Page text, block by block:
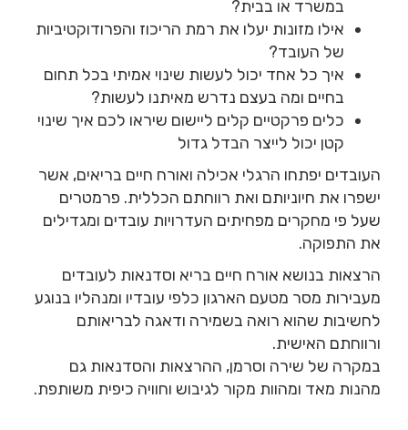
במשרד או בבית?
אילו מזונות יעלו את רמת הריכוז והפרודוקטיביות
של העובד?
איך כל אחד יכול לעשות שינוי אמיתי בכל תחום
בחיים ומה בעצם נדרש מאיתנו לעשות?
כלים פרקטיים קלים ליישום שיראו לכם איך שינוי
קטן יכול לייצר הבדל גדול
העובדים יפתחו הרגלי אכילה ואורח חיים בריאים, אשר
ישפרו את חיוניותם ואת רווחתם הכללית. פרמטרים
שעל פי מחקרים מפחיתים העדרויות עובדים ומגדילים
את התפוקה.
הרצאות בנושא אורח חיים בריא וסדנאות לעובדים
מעבירות מסר מטעם הארגון כלפי עובדיו ומנהליו בנוגע
לחשיבות שהוא רואה בשמירה ודאגה לבריאותם
ורווחתם האישית.
במקרה של שירה וסרמן, ההרצאות והסדנאות גם
מהנות מאד ומהוות מקור לגיבוש וחוויה כיפית משותפת.